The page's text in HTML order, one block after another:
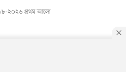
২০২৬ প্রথম আলো